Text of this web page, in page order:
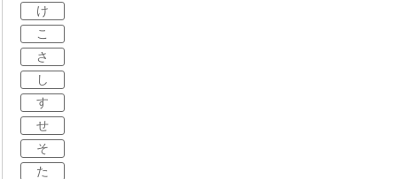
け
こ
さ
し
す
せ
そ
た